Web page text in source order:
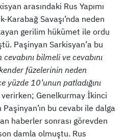
arasındaki Rus Yapımı
Karabağ Savaşı’nda neden
gerilim hükümet ile ordu
Paşinyan Sarkisyan’a bu
bilmeli ve cevabını
füzelerinin neden
yüzde 10’unun patladığını
verirken; Genelkurmay İkinci
Paşinyan’ın bu cevabı ile dalga
haberler sonrası görevden
damla olmuştu. Rus